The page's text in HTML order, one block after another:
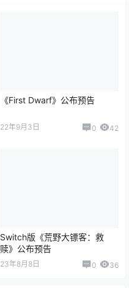
《First Dwarf》公布预告
22年9月3日 0 42
Switch版《荒野大镖客：救
赎》公布预告
23年8月8日 0 36